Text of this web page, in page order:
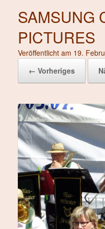
SAMSUNG
PICTURES
Veröffentlicht am 19.
← Vorheriges